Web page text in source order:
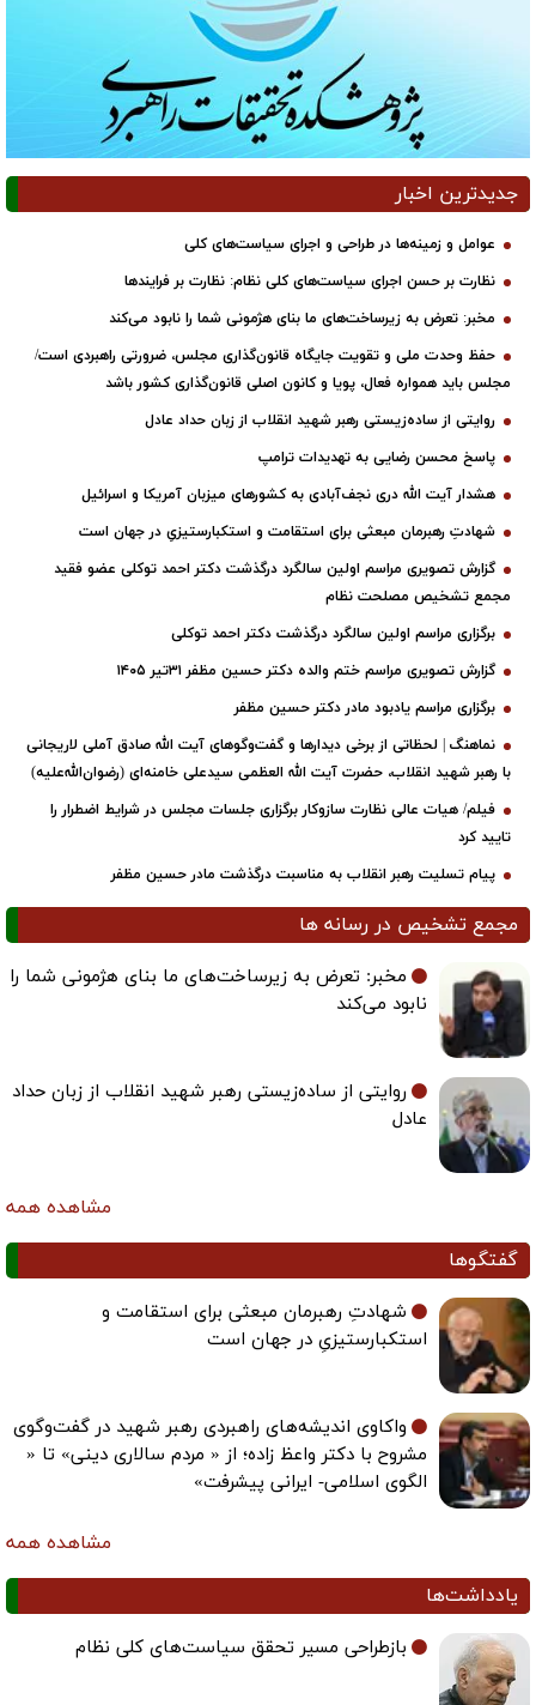
جدیدترین اخبار
عوامل و زمینه‌ها در طراحی و اجرای سیاست‌های کلی
نظارت بر حسن اجرای سیاست‌های کلی نظام: نظارت بر فرایندها
مخبر: تعرض به زیرساخت‌های ما بنای هژمونی شما را نابود می‌کند
حفظ وحدت ملی و تقویت جایگاه قانون‌گذاری مجلس، ضرورتی راهبردی است/
مجلس باید همواره فعال، پویا و کانون اصلی قانون‌گذاری کشور باشد
روایتی از ساده‌زیستی رهبر شهید انقلاب از زبان حداد عادل
پاسخ محسن رضایی به تهدیدات ترامپ
هشدار آیت الله دری نجف‌آبادی به کشورهای میزبان آمریکا و اسرائیل
شهادتِ رهبرمان مبعثی برای استقامت و استکبارستیزیِ در جهان است
گزارش تصویری مراسم اولین سالگرد درگذشت دکتر احمد توکلی عضو فقید
مجمع تشخیص مصلحت نظام
برگزاری مراسم اولین سالگرد درگذشت دکتر احمد توکلی
گزارش تصویری مراسم ختم والده دکتر حسین مظفر ۳۱تیر ۱۴۰۵
برگزاری مراسم یادبود مادر دکتر حسین مظفر
نماهنگ | لحظاتی از برخی دیدارها و گفت‌وگوهای آیت ‌الله صادق آملی لاریجانی
با رهبر شهید انقلاب، حضرت آیت‌ الله العظمی سیدعلی خامنه‌ای (رضوان‌الله‌علیه)
فیلم/ هیات عالی نظارت سازوکار برگزاری جلسات مجلس در شرایط اضطرار را
تایید کرد
پیام تسلیت رهبر انقلاب به مناسبت درگذشت مادر حسین مظفر
مجمع تشخیص در رسانه ها
مخبر: تعرض به زیرساخت‌های ما بنای هژمونی شما را
نابود می‌کند
روایتی از ساده‌زیستی رهبر شهید انقلاب از زبان حداد
عادل
مشاهده همه
گفتگوها
شهادتِ رهبرمان مبعثی برای استقامت و
استکبارستیزیِ در جهان است
واکاوی اندیشه‌های راهبردی رهبر شهید در گفت‌وگوی
مشروح با دکتر واعظ زاده؛ از « مردم سالاری دینی» تا «
الگوی اسلامی- ایرانی پیشرفت»
مشاهده همه
یادداشت‌ها
بازطراحی مسیر تحقق سیاست‌های کلی نظام